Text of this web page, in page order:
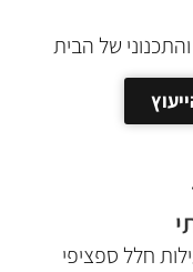
של הבית
חלל ספציפי